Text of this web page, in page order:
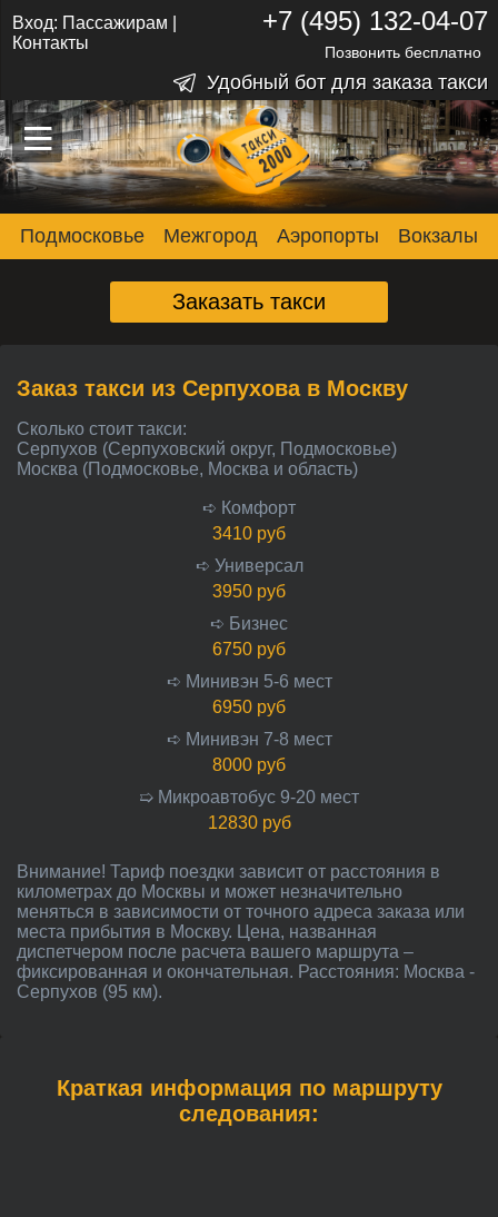
–
–
–
Вход: Пассажирам
Контакты
+7 (495) 132-04-07
Позвонить бесплатно
Удобный бот для заказа такси
Подмосковье Межгород Аэропорты Вокзалы
Заказать такси
Заказ такси из Серпухова в Москву
Сколько стоит такси:
Серпухов (Серпуховский округ, Подмосковье)
Москва (Подмосковье, Москва и область)
➪ Комфорт
3410 руб
➪ Универсал
3950 руб
➪ Бизнес
6750 руб
➪ Минивэн 5-6 мест
6950 руб
➪ Минивэн 7-8 мест
8000 руб
➯ Микроавтобус 9-20 мест
12830 руб
Внимание! Тариф поездки зависит от расстояния в
километрах до Москвы и может незначительно
меняться в зависимости от точного адреса заказа или
места прибытия в Москву. Цена, названная
диспетчером после расчета вашего маршрута –
фиксированная и окончательная. Расстояния: Москва -
Серпухов (95 км).
Краткая информация по маршруту
следования: